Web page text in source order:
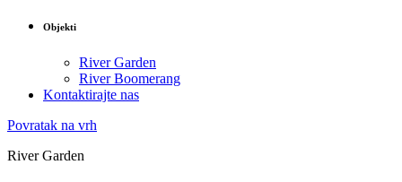
Objekti
River Garden
River Boomerang
Kontaktirajte nas
Povratak na vrh
River Garden